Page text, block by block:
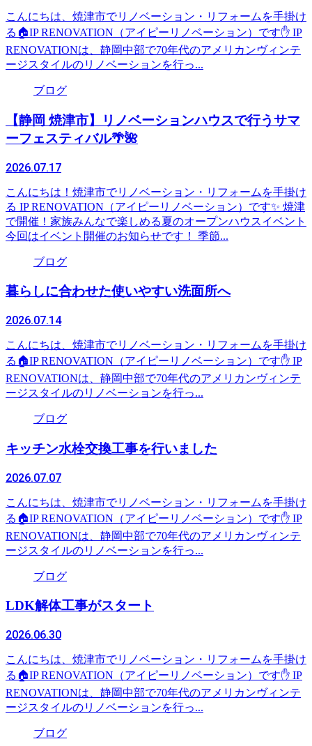
こんにちは、焼津市でリノベーション・リフォームを手掛け
る🏠IP RENOVATION（アイピーリノベーション）です✋ IP
RENOVATIONは、静岡中部で70年代のアメリカンヴィンテ
ージスタイルのリノベーションを行っ...
ブログ
【静岡 焼津市】リノベーションハウスで行うサマ
ーフェスティバル🌴🌺
2026.07.17
こんにちは！焼津市でリノベーション・リフォームを手掛け
る IP RENOVATION（アイピーリノベーション）です✨️ 焼津
で開催！家族みんなで楽しめる夏のオープンハウスイベント
今回はイベント開催のお知らせです！ 季節...
ブログ
暮らしに合わせた使いやすい洗面所へ
2026.07.14
こんにちは、焼津市でリノベーション・リフォームを手掛け
る🏠IP RENOVATION（アイピーリノベーション）です✋ IP
RENOVATIONは、静岡中部で70年代のアメリカンヴィンテ
ージスタイルのリノベーションを行っ...
ブログ
キッチン水栓交換工事を行いました
2026.07.07
こんにちは、焼津市でリノベーション・リフォームを手掛け
る🏠IP RENOVATION（アイピーリノベーション）です✋ IP
RENOVATIONは、静岡中部で70年代のアメリカンヴィンテ
ージスタイルのリノベーションを行っ...
ブログ
LDK解体工事がスタート
2026.06.30
こんにちは、焼津市でリノベーション・リフォームを手掛け
る🏠IP RENOVATION（アイピーリノベーション）です✋ IP
RENOVATIONは、静岡中部で70年代のアメリカンヴィンテ
ージスタイルのリノベーションを行っ...
ブログ